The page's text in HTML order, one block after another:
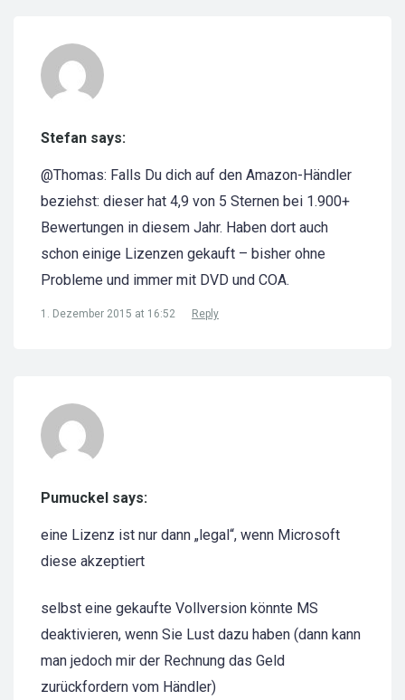
Stefan says:
@Thomas: Falls Du dich auf den Amazon-Händler
beziehst: dieser hat 4,9 von 5 Sternen bei 1.900+
Bewertungen in diesem Jahr. Haben dort auch
schon einige Lizenzen gekauft – bisher ohne
Probleme und immer mit DVD und COA.
1. Dezember 2015 at 16:52 Reply
Pumuckel says:
eine Lizenz ist nur dann „legal“, wenn Microsoft
diese akzeptiert
selbst eine gekaufte Vollversion könnte MS
deaktivieren, wenn Sie Lust dazu haben (dann kann
man jedoch mir der Rechnung das Geld
zurückfordern vom Händler)